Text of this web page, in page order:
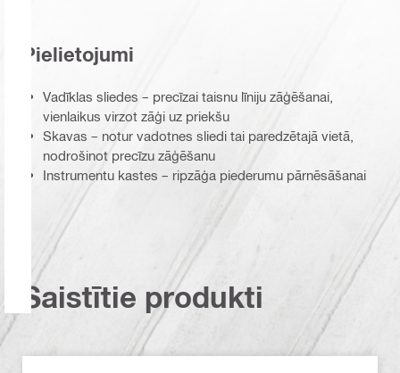
Pielietojumi
Vadīklas sliedes – precīzai taisnu līniju zāģēšanai,
vienlaikus virzot zāģi uz priekšu
Skavas – notur vadotnes sliedi tai paredzētajā vietā,
nodrošinot precīzu zāģēšanu
Instrumentu kastes – ripzāģa piederumu pārnēsāšanai
Saistītie produkti